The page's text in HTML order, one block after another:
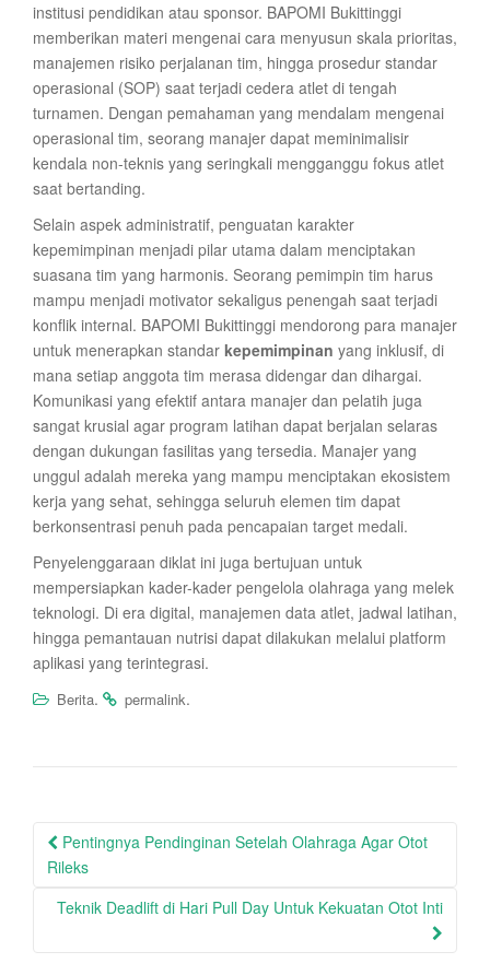
institusi pendidikan atau sponsor. BAPOMI Bukittinggi
memberikan materi mengenai cara menyusun skala prioritas,
manajemen risiko perjalanan tim, hingga prosedur standar
operasional (SOP) saat terjadi cedera atlet di tengah
turnamen. Dengan pemahaman yang mendalam mengenai
operasional tim, seorang manajer dapat meminimalisir
kendala non-teknis yang seringkali mengganggu fokus atlet
saat bertanding.
Selain aspek administratif, penguatan karakter
kepemimpinan menjadi pilar utama dalam menciptakan
suasana tim yang harmonis. Seorang pemimpin tim harus
mampu menjadi motivator sekaligus penengah saat terjadi
konflik internal. BAPOMI Bukittinggi mendorong para manajer
untuk menerapkan standar kepemimpinan yang inklusif, di
mana setiap anggota tim merasa didengar dan dihargai.
Komunikasi yang efektif antara manajer dan pelatih juga
sangat krusial agar program latihan dapat berjalan selaras
dengan dukungan fasilitas yang tersedia. Manajer yang
unggul adalah mereka yang mampu menciptakan ekosistem
kerja yang sehat, sehingga seluruh elemen tim dapat
berkonsentrasi penuh pada pencapaian target medali.
Penyelenggaraan diklat ini juga bertujuan untuk
mempersiapkan kader-kader pengelola olahraga yang melek
teknologi. Di era digital, manajemen data atlet, jadwal latihan,
hingga pemantauan nutrisi dapat dilakukan melalui platform
aplikasi yang terintegrasi.
Berita. permalink.
Post
navigation
Pentingnya Pendinginan Setelah Olahraga Agar Otot
Rileks
Teknik Deadlift di Hari Pull Day Untuk Kekuatan Otot Inti